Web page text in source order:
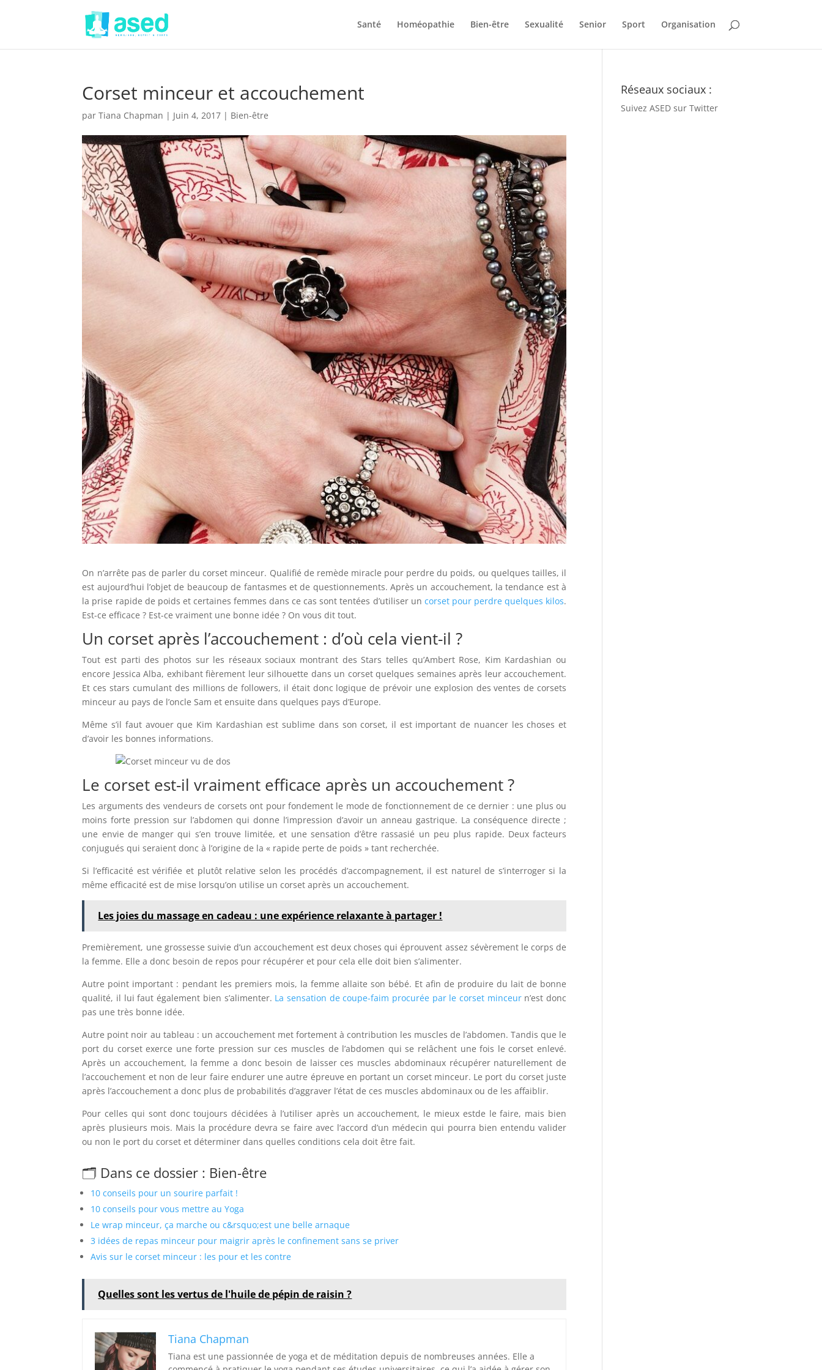
Santé Homéopathie Bien-être Sexualité Senior Sport Organisation
Corset minceur et accouchement
parTiana Chapman | Juin 4, 2017 | Bien-être
On n’arrête pas de parler du corset minceur. Qualifié de remède miracle pour perdre du poids, ou quelques tailles, il
est aujourd’hui l’objet de beaucoup de fantasmes et de questionnements. Après un accouchement, la tendance est à
la prise rapide de poids et certaines femmes dans ce cas sont tentées d’utiliser un corset pour perdre quelques kilos.
Est-ce efficace ? Est-ce vraiment une bonne idée ? On vous dit tout.
Un corset après l’accouchement : d’où cela vient-il ?
Tout est parti des photos sur les réseaux sociaux montrant des Stars telles qu’Ambert Rose, Kim Kardashian ou
encore Jessica Alba, exhibant fièrement leur silhouette dans un corset quelques semaines après leur accouchement.
Et ces stars cumulant des millions de followers, il était donc logique de prévoir une explosion des ventes de corsets
minceur au pays de l’oncle Sam et ensuite dans quelques pays d’Europe.
Même s’il faut avouer que Kim Kardashian est sublime dans son corset, il est important de nuancer les choses et
d’avoir les bonnes informations.
Le corset est-il vraiment efficace après un accouchement ?
Les arguments des vendeurs de corsets ont pour fondement le mode de fonctionnement de ce dernier : une plus ou
moins forte pression sur l’abdomen qui donne l’impression d’avoir un anneau gastrique. La conséquence directe ;
une envie de manger qui s’en trouve limitée, et une sensation d’être rassasié un peu plus rapide. Deux facteurs
conjugués qui seraient donc à l’origine de la « rapide perte de poids » tant recherchée.
Si l’efficacité est vérifiée et plutôt relative selon les procédés d’accompagnement, il est naturel de s’interroger si la
même efficacité est de mise lorsqu’on utilise un corset après un accouchement.
Les joies du massage en cadeau : une expérience relaxante à partager !
Premièrement, une grossesse suivie d’un accouchement est deux choses qui éprouvent assez sévèrement le corps de
la femme. Elle a donc besoin de repos pour récupérer et pour cela elle doit bien s’alimenter.
Autre point important : pendant les premiers mois, la femme allaite son bébé. Et afin de produire du lait de bonne
qualité, il lui faut également bien s’alimenter. La sensation de coupe-faim procurée par le corset minceurn’est donc
pas une très bonne idée.
Autre point noir au tableau : un accouchement met fortement à contribution les muscles de l’abdomen. Tandis que le
port du corset exerce une forte pression sur ces muscles de l’abdomen qui se relâchent une fois le corset enlevé.
Après un accouchement, la femme a donc besoin de laisser ces muscles abdominaux récupérer naturellement de
l’accouchement et non de leur faire endurer une autre épreuve en portant un corset minceur. Le port du corset juste
après l’accouchement a donc plus de probabilités d’aggraver l’état de ces muscles abdominaux ou de les affaiblir.
Pour celles qui sont donc toujours décidées à l’utiliser après un accouchement, le mieux estde le faire, mais bien
après plusieurs mois. Mais la procédure devra se faire avec l’accord d’un médecin qui pourra bien entendu valider
ou non le port du corset et déterminer dans quelles conditions cela doit être fait.
🗂️ Dans ce dossier : Bien-être
10 conseils pour un sourire parfait !
10 conseils pour vous mettre au Yoga
Le wrap minceur, ça marche ou c&rsquo;est une belle arnaque
3 idées de repas minceur pour maigrir après le confinement sans se priver
Avis sur le corset minceur : les pour et les contre
Quelles sont les vertus de l'huile de pépin de raisin ?
Tiana Chapman
Tiana est une passionnée de yoga et de méditation depuis de nombreuses années. Elle a
Réseaux sociaux :
Suivez ASED sur Twitter